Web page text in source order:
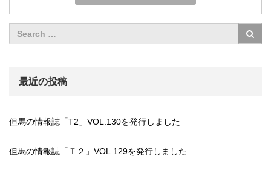
最近の投稿
但馬の情報誌「T2」VOL.130を発行しました
但馬の情報誌「Ｔ２」VOL.129を発行しました